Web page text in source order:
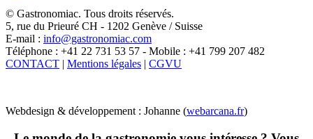
X
© Gastronomiac. Tous droits réservés.
5, rue du Prieuré CH - 1202 Genève / Suisse
E-mail : info@gastronomiac.com
Téléphone : +41 22 731 53 57 - Mobile : +41 799 207 482
CONTACT | Mentions légales | CGVU
Webdesign & développement : Johanne (webarcana.fr)